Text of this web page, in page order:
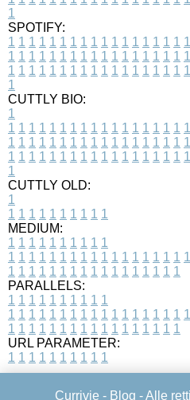
1
SPOTIFY:
1 1 1 1 1 1 1 1 1 1 1 1 1 1 1 1 1 1
1 1 1 1 1 1 1 1 1 1 1 1 1 1 1 1 1 1
1 1 1 1 1 1 1 1 1 1 1 1 1 1 1 1 1 1
1
CUTTLY BIO:
1
1 1 1 1 1 1 1 1 1 1 1 1 1 1 1 1 1 1
1 1 1 1 1 1 1 1 1 1 1 1 1 1 1 1 1 1
1 1 1 1 1 1 1 1 1 1 1 1 1 1 1 1 1 1
1
CUTTLY OLD:
1
1 1 1 1 1 1 1 1 1 1
MEDIUM:
1 1 1 1 1 1 1 1 1 1
1 1 1 1 1 1 1 1 1 1 1 1 1 1 1 1 1 1
1 1 1 1 1 1 1 1 1 1 1 1 1 1 1 1 1
PARALLELS:
1 1 1 1 1 1 1 1 1 1
1 1 1 1 1 1 1 1 1 1 1 1 1 1 1 1 1 1
1 1 1 1 1 1 1 1 1 1 1 1 1 1 1 1 1
URL PARAMETER:
1 1 1 1 1 1 1 1 1 1
Currivie - Blog - Alle